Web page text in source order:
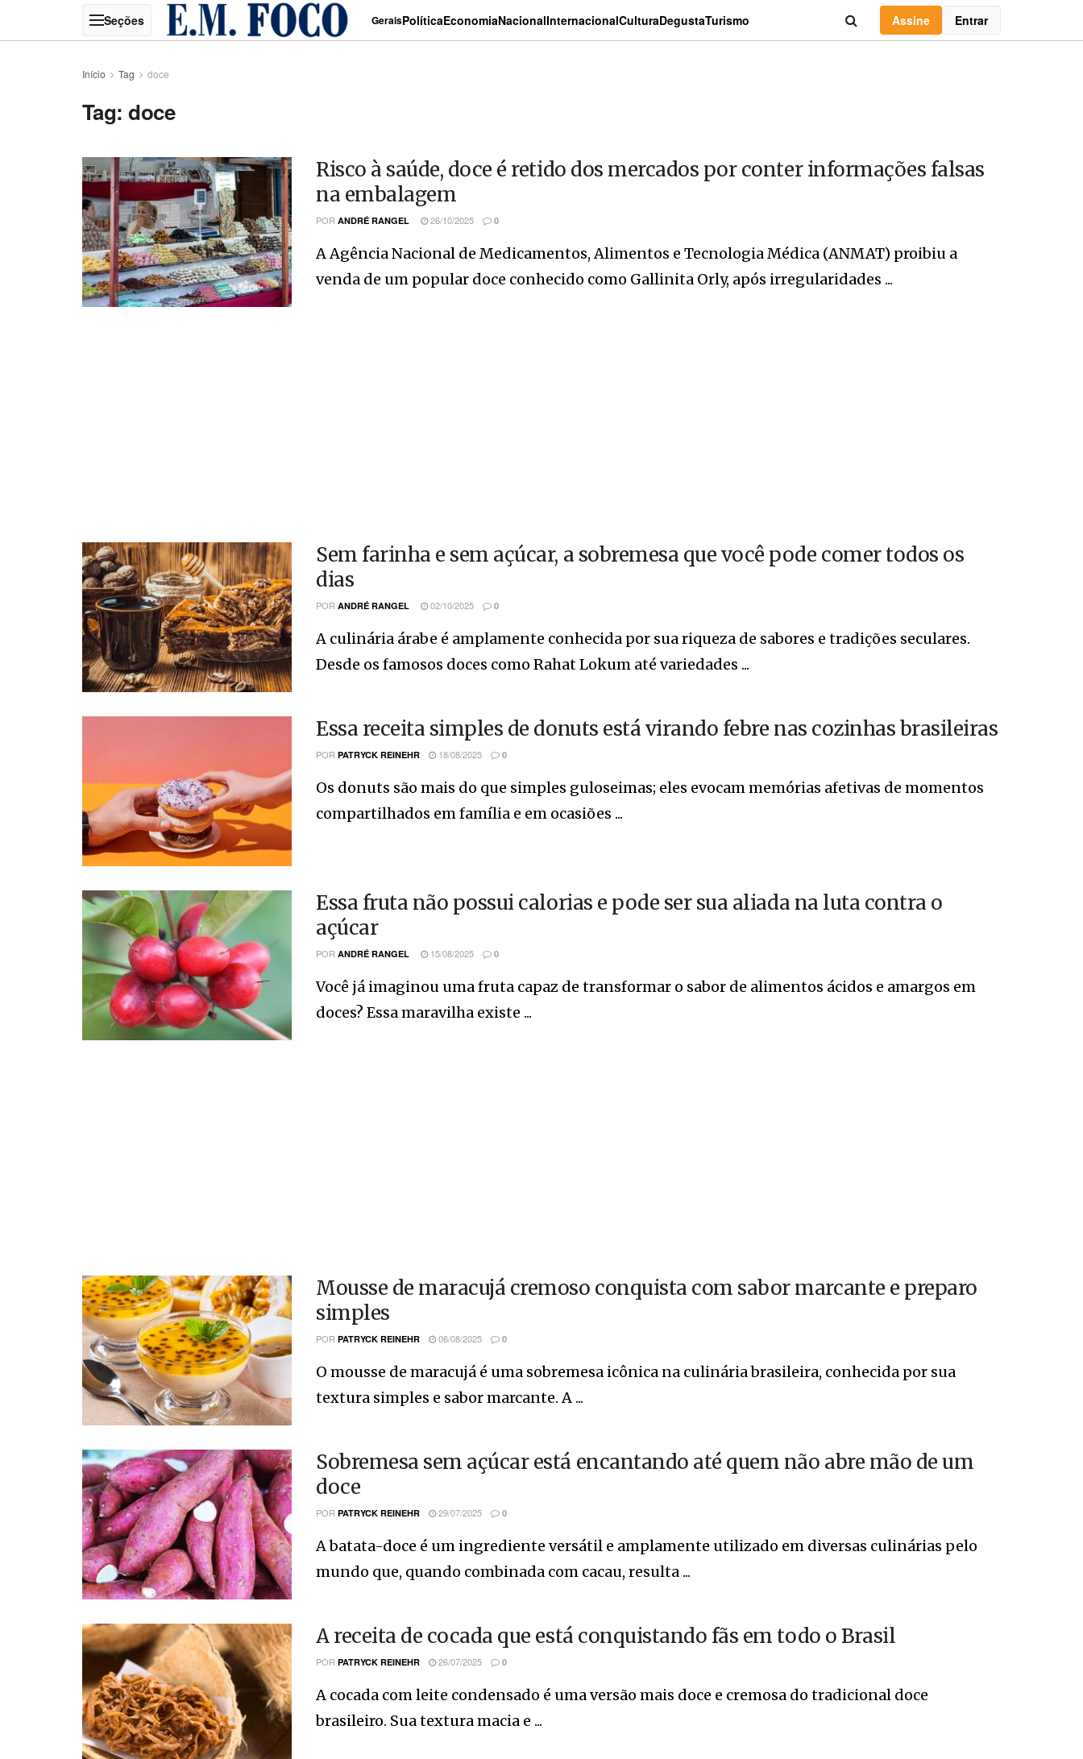
GeraisPolíticaEconomiaNacionalInternacionalCulturaDegustaTurismo Assine Entrar
Início Tag doce
Tag:doce
Risco à saúde, doce é retido dos mercados por conter informações falsas
na embalagem
POR ANDRÉ RANGEL 26/10/2025 0
A Agência Nacional de Medicamentos, Alimentos e Tecnologia Médica (ANMAT) proibiu a
venda de um popular doce conhecido como Gallinita Orly, após irregularidades ...
Sem farinha e sem açúcar, a sobremesa que você pode comer todos os
dias
POR ANDRÉ RANGEL 02/10/2025 0
A culinária árabe é amplamente conhecida por sua riqueza de sabores e tradições seculares.
Desde os famosos doces como Rahat Lokum até variedades ...
Essa receita simples de donuts está virando febre nas cozinhas brasileiras
POR PATRYCK REINEHR 18/08/2025 0
Os donuts são mais do que simples guloseimas; eles evocam memórias afetivas de momentos
compartilhados em família e em ocasiões ...
Essa fruta não possui calorias e pode ser sua aliada na luta contra o
açúcar
POR ANDRÉ RANGEL 15/08/2025 0
Você já imaginou uma fruta capaz de transformar o sabor de alimentos ácidos e amargos em
doces? Essa maravilha existe ...
Mousse de maracujá cremoso conquista com sabor marcante e preparo
simples
POR PATRYCK REINEHR 06/08/2025 0
O mousse de maracujá é uma sobremesa icônica na culinária brasileira, conhecida por sua
textura simples e sabor marcante. A ...
Sobremesa sem açúcar está encantando até quem não abre mão de um
doce
POR PATRYCK REINEHR 29/07/2025 0
A batata-doce é um ingrediente versátil e amplamente utilizado em diversas culinárias pelo
mundo que, quando combinada com cacau, resulta ...
A receita de cocada que está conquistando fãs em todo o Brasil
POR PATRYCK REINEHR 26/07/2025 0
A cocada com leite condensado é uma versão mais doce e cremosa do tradicional doce
brasileiro. Sua textura macia e ...